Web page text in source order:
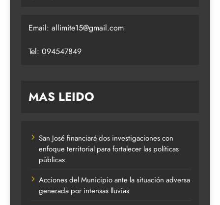
Email: allimite15@gmail.com
Tel: 094547849
MAS LEIDO
San José financiará dos investigaciones con
enfoque territorial para fortalecer las políticas
públicas
Acciones del Municipio ante la situación adversa
generada por intensas lluvias